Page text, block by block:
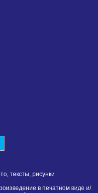
тексты, рисунки
в печатном виде и/